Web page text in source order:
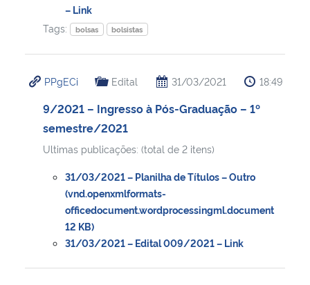
– Link
Tags:
bolsas bolsistas
PPgECi Edital 31/03/2021 18:49
9/2021 – Ingresso à Pós-Graduação – 1º
semestre/2021
Ultimas publicações: (total de 2 itens)
31/03/2021 – Planilha de Títulos – Outro
(vnd.openxmlformats-
officedocument.wordprocessingml.document
12 KB)
31/03/2021 – Edital 009/2021 – Link